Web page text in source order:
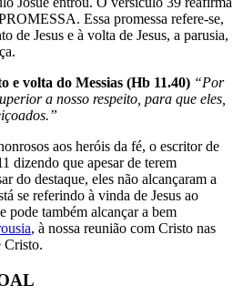
Essa promessa refere-se,
de Jesus e à volta de Jesus, a parusia,
e volta do Messias (Hb 11.40) “Por
a nosso respeito, para que eles,
aos heróis da fé, o escritor de
dizendo que apesar de terem
do destaque, eles não alcançaram a
se referindo à vinda de Jesus ao
pode também alcançar a bem
, à nossa reunião com Cristo nas
Cristo.